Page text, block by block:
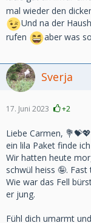
mal wieder den
Und na der
rufen
aber was
Sverja
17. Juni 2023 +2
Liebe Carmen, 💐💝💖
ein lila Paket finde
Wir hatten heute
schwül heiss 🤪.
Wie war das Fell
er jung.
Fühl dich umarmt